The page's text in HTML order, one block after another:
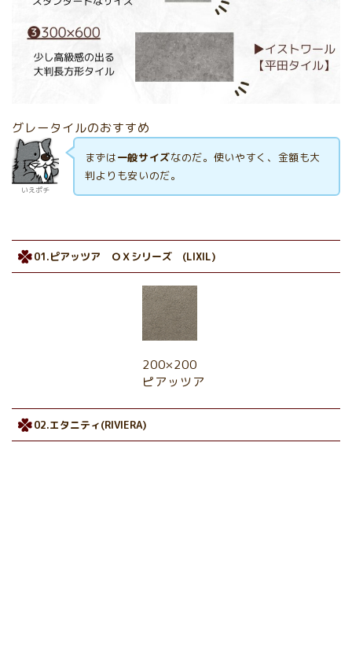
グレータイルのおすすめ
いえポチ
まずは一般サイズなのだ。使いやすく、金額も大
判よりも安いのだ。
01.ピアッツア ＯＸシリーズ (LIXIL)
200×200
ピアッツア
02.エタニティ(RIVIERA)